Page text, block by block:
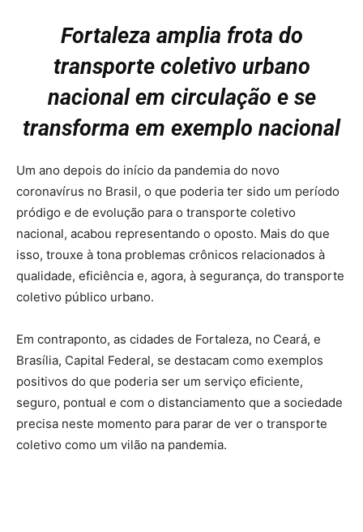
Fortaleza amplia frota do
transporte coletivo urbano
nacional em circulação e se
transforma em exemplo nacional
Um ano depois do início da pandemia do novo
coronavírus no Brasil, o que poderia ter sido um período
pródigo e de evolução para o transporte coletivo
nacional, acabou representando o oposto. Mais do que
isso, trouxe à tona problemas crônicos relacionados à
qualidade, eficiência e, agora, à segurança, do transporte
coletivo público urbano.
Em contraponto, as cidades de Fortaleza, no Ceará, e
Brasília, Capital Federal, se destacam como exemplos
positivos do que poderia ser um serviço eficiente,
seguro, pontual e com o distanciamento que a sociedade
precisa neste momento para parar de ver o transporte
coletivo como um vilão na pandemia.